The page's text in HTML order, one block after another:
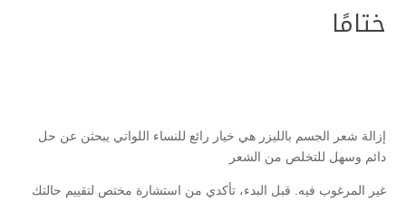
ختامًا
إزالة شعر الجسم بالليزر هي خيار رائع للنساء اللواتي يبحثن عن حل
دائم وسهل للتخلص من الشعر
غير المرغوب فيه. قبل البدء، تأكدي من استشارة مختص لتقييم حالتك